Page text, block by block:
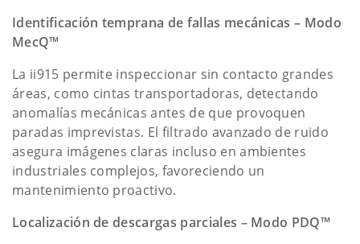
Identificación temprana de fallas mecánicas – Modo
MecQ™
La ii915 permite inspeccionar sin contacto grandes
áreas, como cintas transportadoras, detectando
anomalías mecánicas antes de que provoquen
paradas imprevistas. El filtrado avanzado de ruido
asegura imágenes claras incluso en ambientes
industriales complejos, favoreciendo un
mantenimiento proactivo.
Localización de descargas parciales – Modo PDQ™